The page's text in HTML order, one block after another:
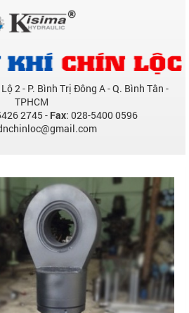
2 - P. Bình Trị Đông A - Q. Bình Tân -
TPHCM
2745 - Fax: 028-5400 0596